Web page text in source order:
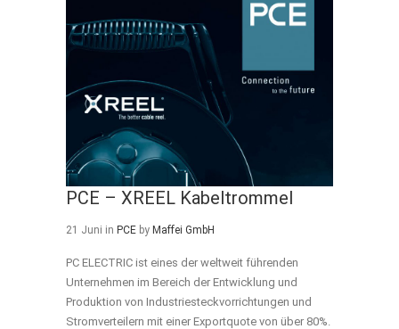
PCE – XREEL Kabeltrommel
21 Juni in PCE by Maffei GmbH
PC ELECTRIC ist eines der weltweit führenden
Unternehmen im Bereich der Entwicklung und
Produktion von Industriesteckvorrichtungen und
Stromverteilern mit einer Exportquote von über 80%.